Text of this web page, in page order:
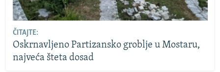
ČITAJTE:
Oskrnavljeno Partizansko groblje u Mostaru,
najveća šteta dosad